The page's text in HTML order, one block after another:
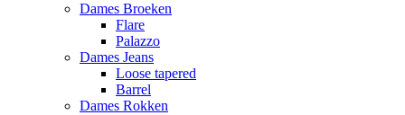
Dames Broeken
Flare
Palazzo
Dames Jeans
Loose tapered
Barrel
Dames Rokken